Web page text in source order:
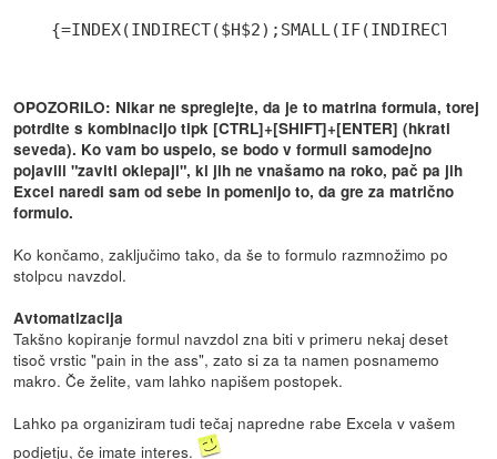
OPOZORILO: Nikar ne spreglejte, da je to matrina formula, torej
potrdite s kombinacijo tipk [CTRL]+[SHIFT]+[ENTER] (hkrati
seveda). Ko vam bo uspelo, se bodo v formuli samodejno
pojavili "zaviti oklepaji", ki jih ne vnašamo na roko, pač pa jih
Excel naredi sam od sebe in pomenijo to, da gre za matrično
formulo.
Ko končamo, zaključimo tako, da še to formulo razmnožimo po
stolpcu navzdol.
Avtomatizacija
Takšno kopiranje formul navzdol zna biti v primeru nekaj deset
tisoč vrstic "pain in the ass", zato si za ta namen posnamemo
makro. Če želite, vam lahko napišem postopek.
Lahko pa organiziram tudi tečaj napredne rabe Excela v vašem
podjetju, če imate interes.